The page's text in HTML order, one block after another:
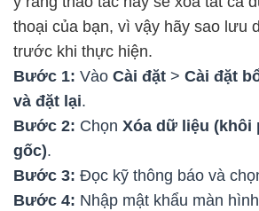
thoại của bạn, vì vậy hãy sao lưu
trước khi thực hiện.
Bước 1: Vào Cài đặt > Cài đặt
và đặt lại.
Bước 2: Chọn Xóa dữ liệu (khôi
gốc).
Bước 3: Đọc kỹ thông báo và
Bước 4: Nhập mật khẩu màn